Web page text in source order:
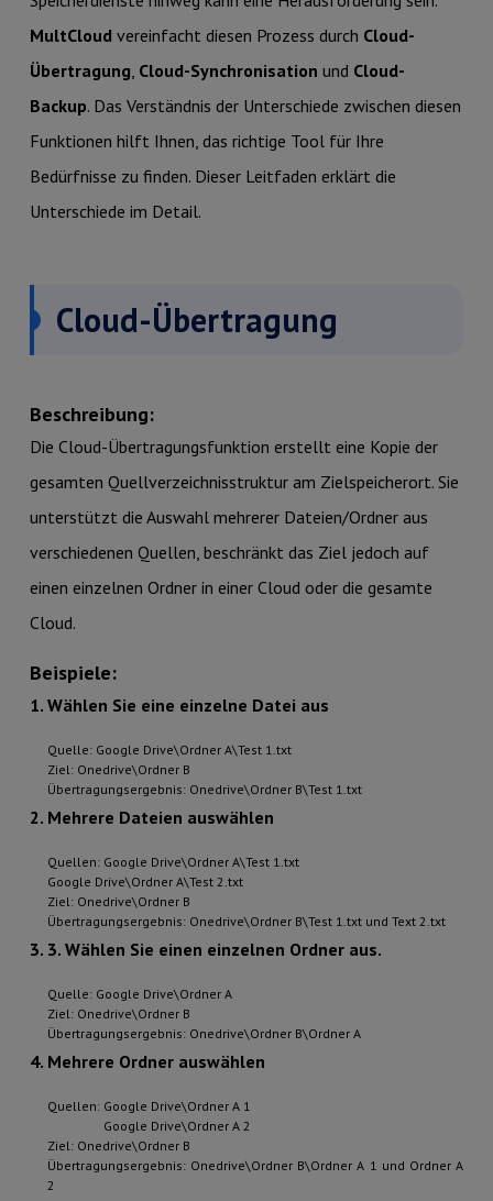
MultCloud vereinfacht diesen Prozess durch Cloud-
Übertragung, Cloud-Synchronisation und Cloud-
Backup. Das Verständnis der Unterschiede zwischen diesen
Funktionen hilft Ihnen, das richtige Tool für Ihre
Bedürfnisse zu finden. Dieser Leitfaden erklärt die
Unterschiede im Detail.
Cloud-Übertragung
Beschreibung:
Die Cloud-Übertragungsfunktion erstellt eine Kopie der
gesamten Quellverzeichnisstruktur am Zielspeicherort. Sie
unterstützt die Auswahl mehrerer Dateien/Ordner aus
verschiedenen Quellen, beschränkt das Ziel jedoch auf
einen einzelnen Ordner in einer Cloud oder die gesamte
Cloud.
Beispiele:
1. Wählen Sie eine einzelne Datei aus
Quelle: Google Drive\Ordner A\Test 1.txt
Ziel: Onedrive\Ordner B
Übertragungsergebnis: Onedrive\Ordner B\Test 1.txt
2. Mehrere Dateien auswählen
Quellen: Google Drive\Ordner A\Test 1.txt
Google Drive\Ordner A\Test 2.txt
Ziel: Onedrive\Ordner B
Übertragungsergebnis: Onedrive\Ordner B\Test 1.txt und Text 2.txt
3. 3. Wählen Sie einen einzelnen Ordner aus.
Quelle: Google Drive\Ordner A
Ziel: Onedrive\Ordner B
Übertragungsergebnis: Onedrive\Ordner B\Ordner A
4. Mehrere Ordner auswählen
Quellen: Google Drive\Ordner A 1
Google Drive\Ordner A 2
Ziel: Onedrive\Ordner B
Übertragungsergebnis: Onedrive\Ordner B\Ordner A 1 und Ordner A
2